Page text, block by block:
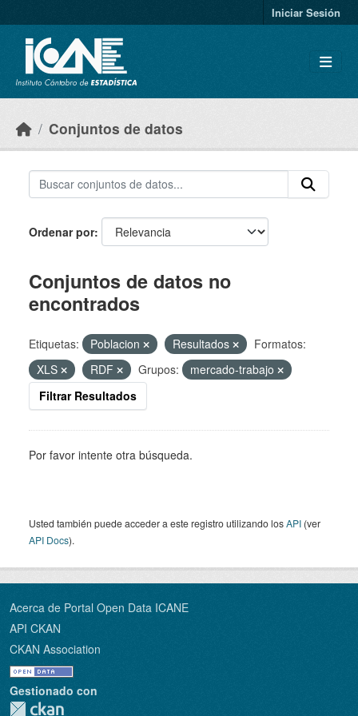
Iniciar Sesión
Conjuntos de datos
Ordenar por
Conjuntos de datos no
encontrados
Etiquetas: Poblacion Resultados
Formatos:
XLS
RDF Grupos:
mercado-trabajo
Filtrar Resultados
Por favor intente otra búsqueda.
Usted también puede acceder a este registro utilizando losAPI (ver
API Docs).
Acerca de Portal Open Data ICANE
API CKAN
CKAN Association
Gestionado con